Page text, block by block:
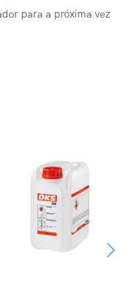
para a próxima vez